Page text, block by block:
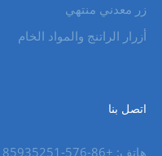
زر معدني منتهي
أزرار الراتنج والمواد الخام
اتصل بنا
هاتف: +86-576-85935251